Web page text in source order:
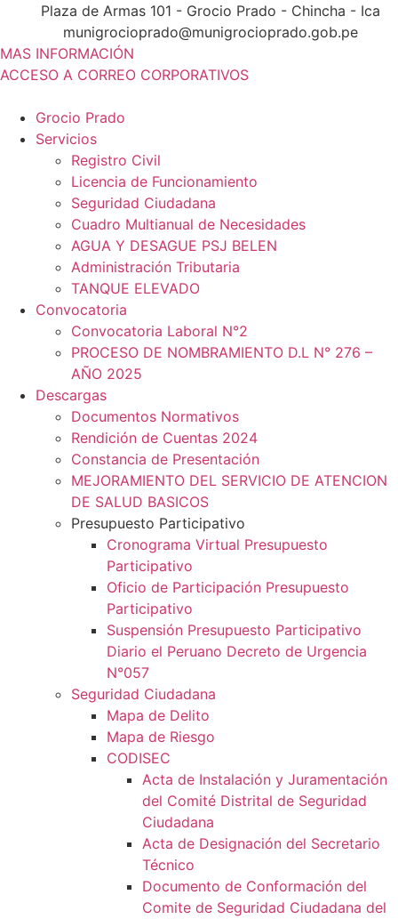
contenido
Plaza de Armas 101 - Grocio Prado - Chincha - Ica
munigrocioprado@munigrocioprado.gob.pe
MAS INFORMACIÓN
ACCESO A CORREO CORPORATIVOS
Grocio Prado
Servicios
Registro Civil
Licencia de Funcionamiento
Seguridad Ciudadana
Cuadro Multianual de Necesidades
AGUA Y DESAGUE PSJ BELEN
Administración Tributaria
TANQUE ELEVADO
Convocatoria
Convocatoria Laboral N°2
PROCESO DE NOMBRAMIENTO D.L N° 276 –
AÑO 2025
Descargas
Documentos Normativos
Rendición de Cuentas 2024
Constancia de Presentación
MEJORAMIENTO DEL SERVICIO DE ATENCION
DE SALUD BASICOS
Presupuesto Participativo
Cronograma Virtual Presupuesto
Participativo
Oficio de Participación Presupuesto
Participativo
Suspensión Presupuesto Participativo
Diario el Peruano Decreto de Urgencia
N°057
Seguridad Ciudadana
Mapa de Delito
Mapa de Riesgo
CODISEC
Acta de Instalación y Juramentación
del Comité Distrital de Seguridad
Ciudadana
Acta de Designación del Secretario
Técnico
Documento de Conformación del
Comite de Seguridad Ciudadana del